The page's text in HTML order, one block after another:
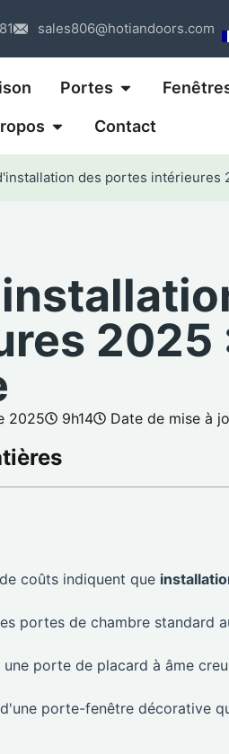
sales806@hotiandoors.com
Portes
Contact
des portes intérieures
2025
2025 9h14 Date de mise à
coûts indiquent que
portes de chambre standard
porte de placard à âme
porte-fenêtre décorative